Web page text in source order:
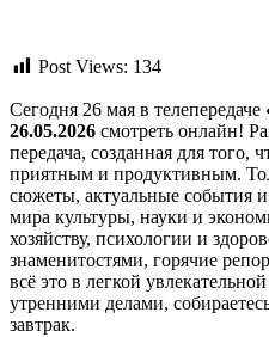
Post Views: 134
Сегодня 26 мая в телепередаче
26.05.2026 смотреть онлайн!
передача, созданная для
приятным и продуктивным.
сюжеты, актуальные события
мира культуры, науки и
хозяйству, психологии и
знаменитостями, горячие
всё это в легкой
утренними делами,
завтрак.